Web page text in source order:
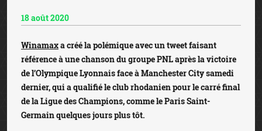
18 août 2020
Winamaxa créé la polémique avec un tweet faisant
référence à une chanson du groupe PNL après la victoire
de l’Olympique Lyonnais face à Manchester City samedi
dernier, qui a qualifié le club rhodanien pour le carré final
de la Ligue des Champions, comme le Paris Saint-
Germain quelques jours plus tôt.